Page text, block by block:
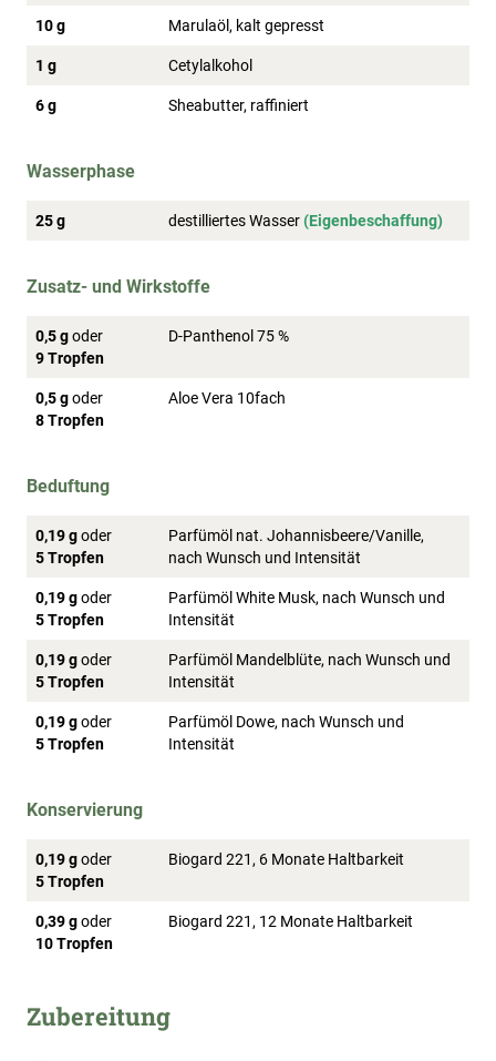
10 g Marulaöl, kalt gepresst
1 g Cetylalkohol
6 g Sheabutter, raffiniert
Wasserphase
25 g destilliertes Wasser(Eigenbeschaffung)
Zusatz- und Wirkstoffe
0,5 goder
9 Tropfen
D-Panthenol 75 %
0,5 goder
8 Tropfen
Aloe Vera 10fach
Beduftung
0,19 goder
5 Tropfen
Parfümöl nat. Johannisbeere/Vanille,
nach Wunsch und Intensität
0,19 goder
5 Tropfen
Parfümöl White Musk, nach Wunsch und
Intensität
0,19 goder
5 Tropfen
Parfümöl Mandelblüte, nach Wunsch und
Intensität
0,19 goder
5 Tropfen
Parfümöl Dowe, nach Wunsch und
Intensität
Konservierung
0,19 goder
5 Tropfen
Biogard 221, 6 Monate Haltbarkeit
0,39 goder
10 Tropfen
Biogard 221, 12 Monate Haltbarkeit
Zubereitung